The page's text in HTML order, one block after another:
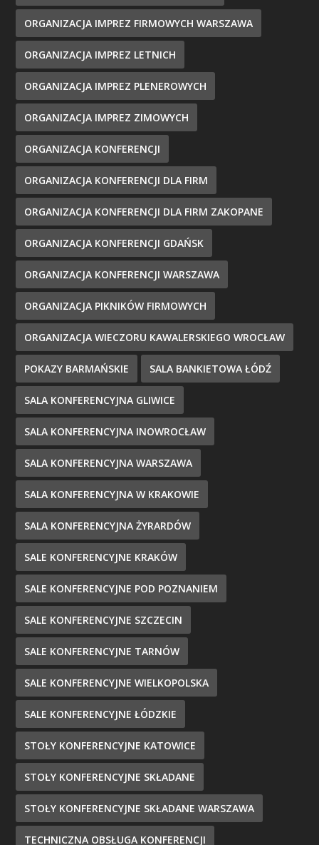
ORGANIZACJA IMPREZ FIRMOWYCH WARSZAWA
ORGANIZACJA IMPREZ LETNICH
ORGANIZACJA IMPREZ PLENEROWYCH
ORGANIZACJA IMPREZ ZIMOWYCH
ORGANIZACJA KONFERENCJI
ORGANIZACJA KONFERENCJI DLA FIRM
ORGANIZACJA KONFERENCJI DLA FIRM ZAKOPANE
ORGANIZACJA KONFERENCJI GDAŃSK
ORGANIZACJA KONFERENCJI WARSZAWA
ORGANIZACJA PIKNIKÓW FIRMOWYCH
ORGANIZACJA WIECZORU KAWALERSKIEGO WROCŁAW
POKAZY BARMAŃSKIE SALA BANKIETOWA ŁÓDŹ
SALA KONFERENCYJNA GLIWICE
SALA KONFERENCYJNA INOWROCŁAW
SALA KONFERENCYJNA WARSZAWA
SALA KONFERENCYJNA W KRAKOWIE
SALA KONFERENCYJNA ŻYRARDÓW
SALE KONFERENCYJNE KRAKÓW
SALE KONFERENCYJNE POD POZNANIEM
SALE KONFERENCYJNE SZCZECIN
SALE KONFERENCYJNE TARNÓW
SALE KONFERENCYJNE WIELKOPOLSKA
SALE KONFERENCYJNE ŁÓDZKIE
STOŁY KONFERENCYJNE KATOWICE
STOŁY KONFERENCYJNE SKŁADANE
STOŁY KONFERENCYJNE SKŁADANE WARSZAWA
TECHNICZNA OBSŁUGA KONFERENCJI